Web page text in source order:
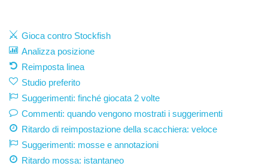
Gioca contro Stockfish
Analizza posizione
Reimposta linea
Studio preferito
Suggerimenti: finché giocata 2 volte
Commenti: quando vengono mostrati i suggerimenti
Ritardo di reimpostazione della scacchiera: veloce
Suggerimenti: mosse e annotazioni
Ritardo mossa: istantaneo